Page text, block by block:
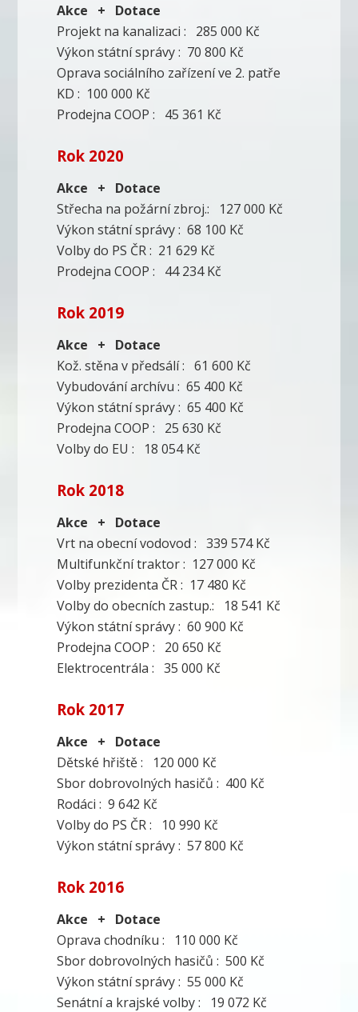
Akce + Dotace
Projekt na kanalizaci : 285 000 Kč
Výkon státní správy : 70 800 Kč
Oprava sociálního zařízení ve 2. patře
KD : 100 000 Kč
Prodejna COOP : 45 361 Kč
Rok 2020
Akce + Dotace
Střecha na požární zbroj.: 127 000 Kč
Výkon státní správy : 68 100 Kč
Volby do PS ČR : 21 629 Kč
Prodejna COOP : 44 234 Kč
Rok 2019
Akce + Dotace
Kož. stěna v předsálí : 61 600 Kč
Vybudování archívu : 65 400 Kč
Výkon státní správy : 65 400 Kč
Prodejna COOP : 25 630 Kč
Volby do EU : 18 054 Kč
Rok 2018
Akce + Dotace
Vrt na obecní vodovod : 339 574 Kč
Multifunkční traktor : 127 000 Kč
Volby prezidenta ČR : 17 480 Kč
Volby do obecních zastup.: 18 541 Kč
Výkon státní správy : 60 900 Kč
Prodejna COOP : 20 650 Kč
Elektrocentrála : 35 000 Kč
Rok 2017
Akce + Dotace
Dětské hřiště : 120 000 Kč
Sbor dobrovolných hasičů : 400 Kč
Rodáci : 9 642 Kč
Volby do PS ČR : 10 990 Kč
Výkon státní správy : 57 800 Kč
Rok 2016
Akce + Dotace
Oprava chodníku : 110 000 Kč
Sbor dobrovolných hasičů : 500 Kč
Výkon státní správy : 55 000 Kč
Senátní a krajské volby : 19 072 Kč